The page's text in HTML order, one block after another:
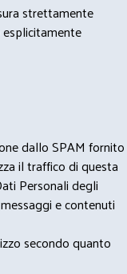
strettamente
dallo SPAM fornito
il traffico di questa
Personali degli
e contenuti
secondo quanto